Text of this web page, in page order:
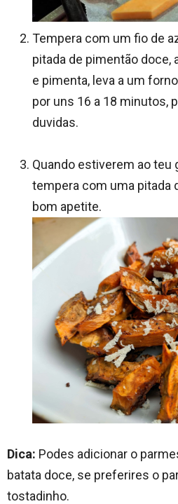
Tempera com um fio de
pitada de pimentão doce,
e pimenta, leva a um
por uns 16 a 18 minutos,
duvidas.
Quando estiverem ao teu
tempera com uma pitada
bom apetite.
Dica: Podes adicionar o
batata doce, se preferires o
tostadinho.